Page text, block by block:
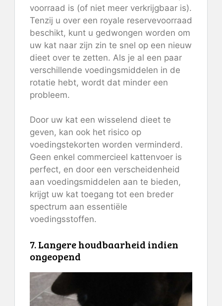
voorraad is (of niet meer verkrijgbaar is).
Tenzij u over een royale reservevoorraad
beschikt, kunt u gedwongen worden om
uw kat naar zijn zin te snel op een nieuw
dieet over te zetten. Als je al een paar
verschillende voedingsmiddelen in de
rotatie hebt, wordt dat minder een
probleem.
Door uw kat een wisselend dieet te
geven, kan ook het risico op
voedingstekorten worden verminderd.
Geen enkel commercieel kattenvoer is
perfect, en door een verscheidenheid
aan voedingsmiddelen aan te bieden,
krijgt uw kat toegang tot een breder
spectrum aan essentiële
voedingsstoffen.
7. Langere houdbaarheid indien
ongeopend